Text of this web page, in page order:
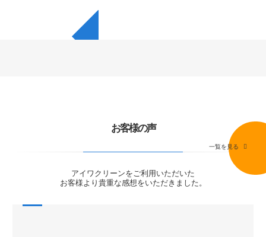
お客様の声
アイワクリーンをご利用いただいた
お客様より貴重な感想をいただきました。
一覧を見る